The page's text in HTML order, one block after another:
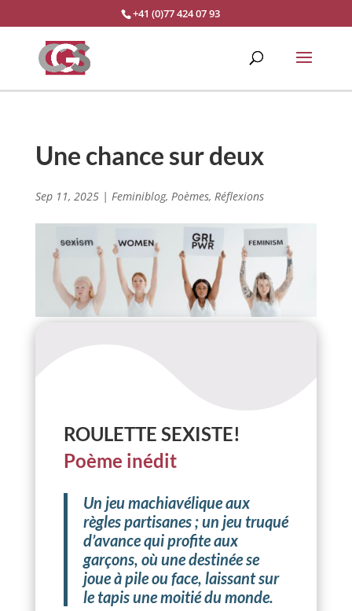
+41 (0)77 424 07 93
Une chance sur deux
Sep 11, 2025| Feminiblog, Poèmes, Réflexions
ROULETTE SEXISTE!
Poème inédit
Un jeu machiavélique aux
règles partisanes ; un jeu truqué
d’avance qui profite aux
garçons, où une destinée se
joue à pile ou face, laissant sur
le tapis une moitié du monde.